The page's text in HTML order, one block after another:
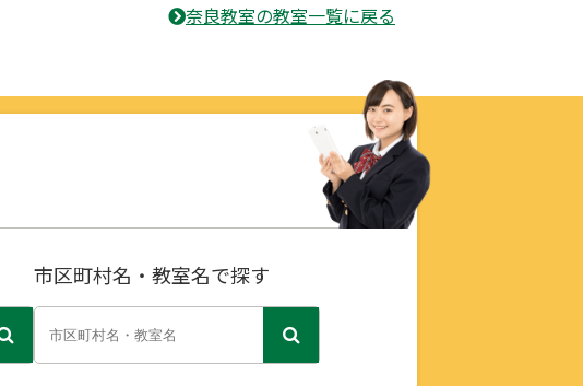
奈良教室の教室一覧に戻る
市区町村名・教室名で探す